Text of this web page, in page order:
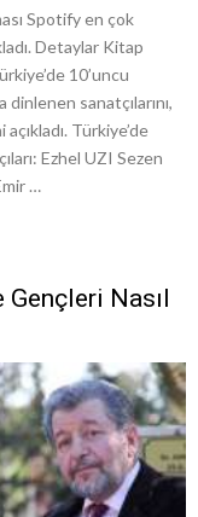
Spotify en çok
Detaylar Kitap
10’uncu
sanatçılarını,
açıkladı. Türkiye’de
Ezhel UZI Sezen
…
Gençleri Nasıl